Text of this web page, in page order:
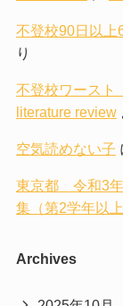
不登校90日以上
り
不登校ワース
literature review
空気読めない子
東京都 令和3年
集（第2学年以上
Archives